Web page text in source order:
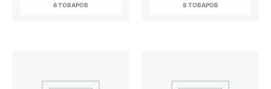
6 ТОВАРОВ 8 ТОВАРОВ